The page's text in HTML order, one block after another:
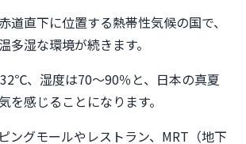
道直下に位置する熱帯性気候の国で、
多湿な環境が続きます。
、湿度は70〜90％と、日本の真夏
を感じることになります。
ングモールやレストラン、MRT（地下